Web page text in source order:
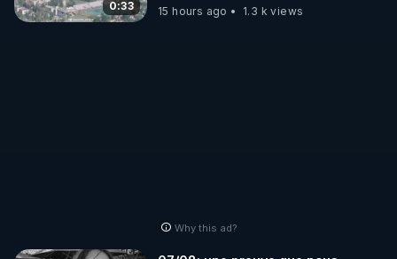
0:33
drones de 3 brigades
ukrainienne
15 hours ago
1.3 k views
Why this ad?